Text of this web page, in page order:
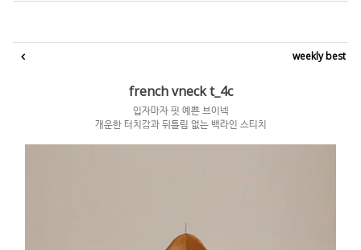
weekly best
french vneck t_4c
입자마자 핏 예쁜 브이넥
개운한 터치감과 뒤틀림 없는 백라인 스티치